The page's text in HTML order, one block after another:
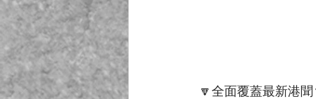
🔽全面覆蓋最新港聞